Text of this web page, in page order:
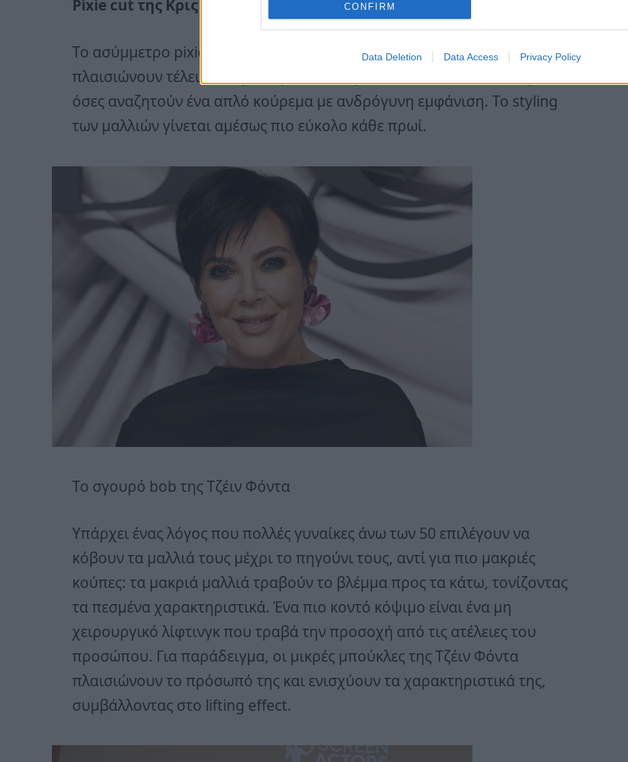
CONFIRM
Data Deletion Data Access Privacy Policy
Pixie cut της Κρις Τζένερ
Το ασύμμετρο pixie cut και τα πλευρικά κτυπήματα της Κρις Τζένερ
πλαισιώνουν τέλεια το οβάλ πρόσωπό της. Είναι ένα ιδανικό στιλ για
όσες αναζητούν ένα απλό κούρεμα με ανδρόγυνη εμφάνιση. Το styling
των μαλλιών γίνεται αμέσως πιο εύκολο κάθε πρωί.
Το σγουρό bob της Τζέιν Φόντα
Υπάρχει ένας λόγος που πολλές γυναίκες άνω των 50 επιλέγουν να
κόβουν τα μαλλιά τους μέχρι το πηγούνι τους, αντί για πιο μακριές
κούπες: τα μακριά μαλλιά τραβούν το βλέμμα προς τα κάτω, τονίζοντας
τα πεσμένα χαρακτηριστικά. Ένα πιο κοντό κόψιμο είναι ένα μη
χειρουργικό λίφτινγκ που τραβά την προσοχή από τις ατέλειες του
προσώπου. Για παράδειγμα, οι μικρές μπούκλες της Τζέιν Φόντα
πλαισιώνουν το πρόσωπό της και ενισχύουν τα χαρακτηριστικά της,
συμβάλλοντας στο lifting effect.